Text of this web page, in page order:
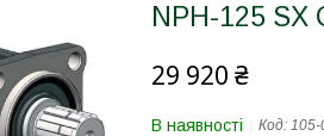
NPH-125 SX
29 920 ₴
В наявності Код: 105-